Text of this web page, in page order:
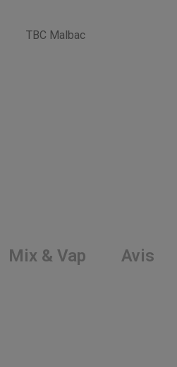
TBC Malbac
Mix & Vap Avis